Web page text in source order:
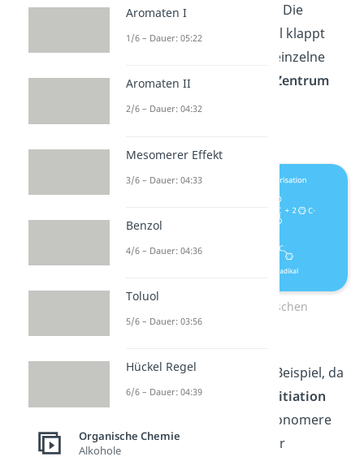
also mitStyrol
, reagieren. Die
Doppelbindung
von Styrol klappt
zum Radikal um und das einzelne
Elektron (auch
reaktives Zentrum
genannt) springt zwei
Initiation der radikalischen
Polymerisation
Styrol ist ein besonderes Beispiel, da
es außerdem zur
Selbstinitiation
fähig ist. Das heißt, die Monomere
können selbst miteinander
Aromaten I
1/6 – Dauer: 05:22
Aromaten II
2/6 – Dauer: 04:32
Mesomerer Effekt
3/6 – Dauer: 04:33
Benzol
4/6 – Dauer: 04:36
Toluol
5/6 – Dauer: 03:56
Hückel Regel
6/6 – Dauer: 04:39
Organische Chemie
Alkohole